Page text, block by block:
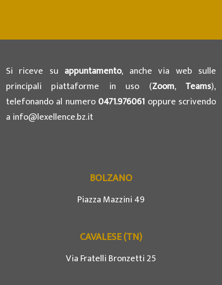
Si riceve su appuntamento, anche via web sulle
principali piattaforme in uso (Zoom, Teams),
telefonando al numero0471.976061 oppure scrivendo
a info@lexellence.bz.it
BOLZANO
Piazza Mazzini 49
CAVALESE (TN)
Via Fratelli Bronzetti 25